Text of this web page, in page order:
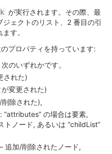
が実行されます。その際、最
ジェクトのリスト、2 番目の引
す。
プロパティを持っています:
のいずれかです。
された)
変更された)
除された),
“attributes” の場合は要素,
トノード, あるいは “childList”
– 追加/削除されたノード,